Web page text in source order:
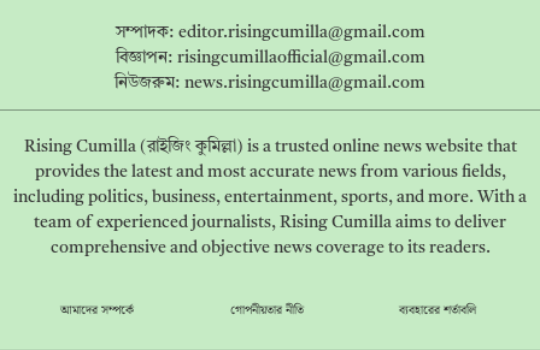
সম্পাদক: editor.risingcumilla@gmail.com
বিজ্ঞাপন: risingcumillaofficial@gmail.com
নিউজরুম: news.risingcumilla@gmail.com
Rising Cumilla (রাইজিং কুমিল্লা) is a trusted online news website that
provides the latest and most accurate news from various fields,
including politics, business, entertainment, sports, and more. With a
team of experienced journalists, Rising Cumilla aims to deliver
comprehensive and objective news coverage to its readers.
আমাদের সম্পর্কে গোপনীয়তার নীতি ব্যবহারের শর্তাবলি